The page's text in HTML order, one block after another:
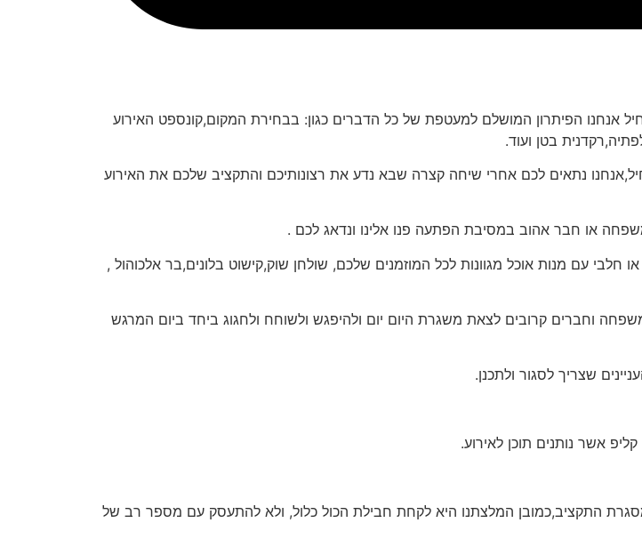
להפיק יום הולדת 60 ולא יודעים היכן להתחיל אנחנו הפיתרון המושלם למעטפת של כל הדברים כגון: בבחירת המקום,קונספט האירוע
בטן ועוד.
יום הולדת 60 ולא יודעים איפה להתחיל,אנחנו נתאים לכם אחרי שיחה קצרה שבא נדע את רצונותיכם והתקציב שלכם את האירוע
גם לחגיגת יום הולדת 60. קייטרינג בשרי או חלבי עם מנות אוכל מגוונות לכל המוזמנים שלכם, שולחן שוק,קישוט בלונים,בר אלכוהול ,
60 זו הזדמנות לקבץ את כל המשפחה וחברים קרובים לצאת משגרת היום יום ולהיפגש ולשוחח ולחגוג ביחד ביום המרגש
שצריך לסגור ולתכנן.
אשר נותנים תוכן לאירוע.
התקציב,כמובן המלצתנו היא לקחת חבילת הכול כלול, ולא להתעסק עם מספר רב של